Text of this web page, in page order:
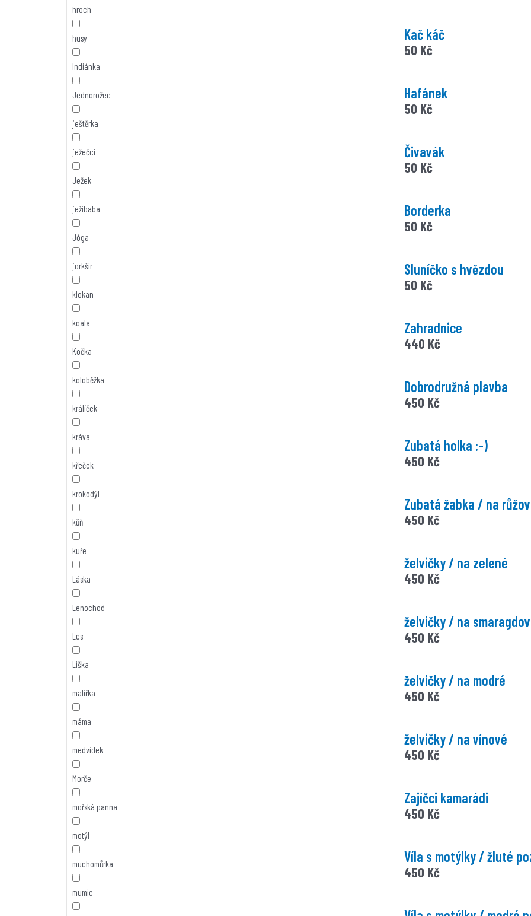
hroch
husy
Indiánka
Jednorožec
ještěrka
ježečci
Ježek
ježibaba
Jóga
jorkšír
klokan
koala
Kočka
koloběžka
králíček
kráva
křeček
krokodýl
kůň
kuře
Láska
Lenochod
Les
Liška
malířka
máma
medvídek
Morče
mořská panna
motýl
muchomůrka
mumie
Kač káč
50 Kč
Hafánek
50 Kč
Čivavák
50 Kč
Borderka
50 Kč
Sluníčko s hvězdou
50 Kč
Zahradnice
440 Kč
Dobrodružná plavba
450 Kč
Zubatá holka :-)
450 Kč
Zubatá žabka / na
450 Kč
želvičky / na zelené
450 Kč
želvičky / na
450 Kč
želvičky / na modré
450 Kč
želvičky / na vínové
450 Kč
Zajíčci kamarádi
450 Kč
Víla s motýlky / žluté
450 Kč